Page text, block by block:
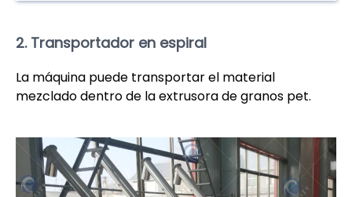
2. Transportador en espiral
La máquina puede transportar el material
mezclado dentro de la extrusora de granos pet.